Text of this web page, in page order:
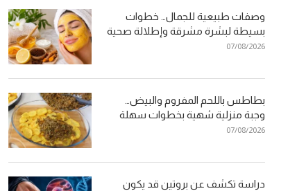
وصفات طبيعية للجمال… خطوات
بسيطة لبشرة مشرقة وإطلالة صحية
07/08/2026
بطاطس باللحم المفروم والبيض…
وجبة منزلية شهية بخطوات سهلة
07/08/2026
دراسة تكشف عن بروتين قد يكون